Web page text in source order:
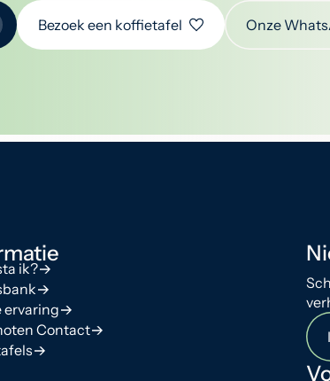
Bezoek een koffietafel Onze
ik?
ervaring
Contact